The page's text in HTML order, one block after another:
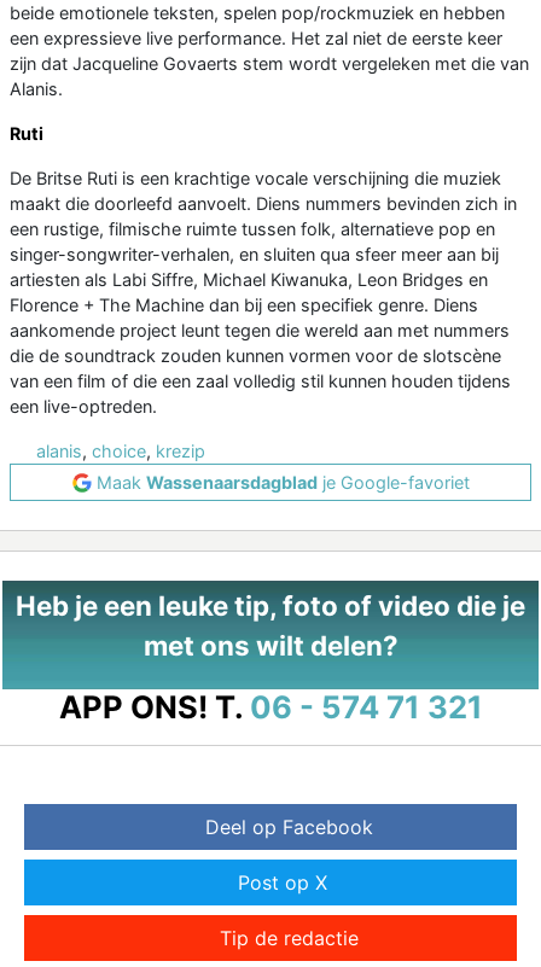
beide emotionele teksten, spelen pop/rockmuziek en hebben
een expressieve live performance. Het zal niet de eerste keer
zijn dat Jacqueline Govaerts stem wordt vergeleken met die van
Alanis.
Ruti
De Britse Ruti is een krachtige vocale verschijning die muziek
maakt die doorleefd aanvoelt. Diens nummers bevinden zich in
een rustige, filmische ruimte tussen folk, alternatieve pop en
singer-songwriter-verhalen, en sluiten qua sfeer meer aan bij
artiesten als Labi Siffre, Michael Kiwanuka, Leon Bridges en
Florence + The Machine dan bij een specifiek genre. Diens
aankomende project leunt tegen die wereld aan met nummers
die de soundtrack zouden kunnen vormen voor de slotscène
van een film of die een zaal volledig stil kunnen houden tijdens
een live-optreden.
alanis, choice, krezip
Maak Wassenaarsdagbladje Google-favoriet
Heb je een leuke tip, foto of video die je
met ons wilt delen?
APP ONS! T. 06 - 574 71 321
Deel op Facebook
Post op X
Tip de redactie